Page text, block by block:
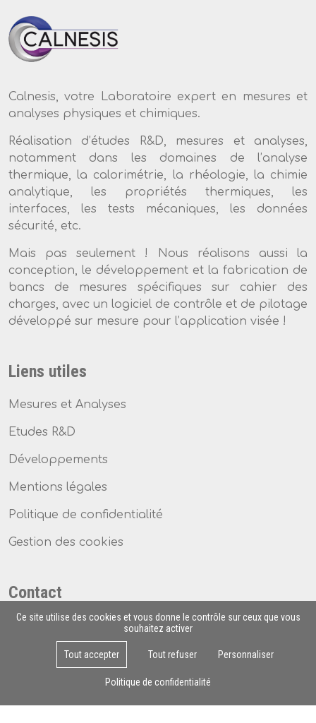
Calnesis, votre Laboratoire expert en mesures et
analyses physiques et chimiques.
Réalisation d’études R&D, mesures et analyses,
notamment dans les domaines de l’analyse
thermique, la calorimétrie, la rhéologie, la chimie
analytique, les propriétés thermiques, les
interfaces, les tests mécaniques, les données
sécurité, etc.
Mais pas seulement ! Nous réalisons aussi la
conception, le développement et la fabrication de
bancs de mesures spécifiques sur cahier des
charges, avec un logiciel de contrôle et de pilotage
développé sur mesure pour l’application visée !
Liens utiles
Mesures et Analyses
Etudes R&D
Développements
Mentions légales
Politique de confidentialité
Gestion des cookies
Contact
5 rue Emile Duclaux
Biopôle Clermont-Limagne
63360 Saint-Beauzire
Ce site utilise des cookies et vous donne le contrôle sur ceux que vous
souhaitez activer
Tout accepter Tout refuser Personnaliser
Politique de confidentialité